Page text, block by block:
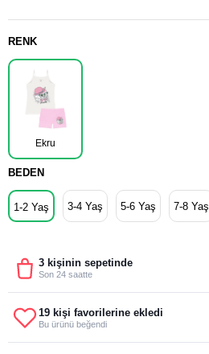
RENK
Ekru
BEDEN
1-2 Yaş 3-4 Yaş 5-6 Yaş 7-8 Yaş
3 kişinin sepetinde
Son 24 saatte
19 kişi favorilerine ekledi
Bu ürünü beğendi